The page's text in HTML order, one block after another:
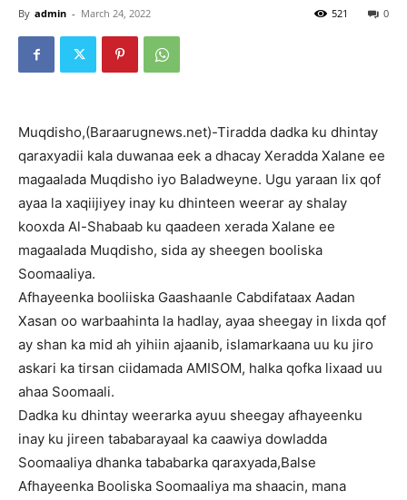
By admin - March 24, 2022 0
521
Muqdisho,(Baraarugnews.net)-Tiradda dadka ku dhintay
qaraxyadii kala duwanaa eek a dhacay Xeradda Xalane ee
magaalada Muqdisho iyo Baladweyne. Ugu yaraan lix qof
ayaa la xaqiijiyey inay ku dhinteen weerar ay shalay
kooxda Al-Shabaab ku qaadeen xerada Xalane ee
magaalada Muqdisho, sida ay sheegen booliska
Soomaaliya.
Afhayeenka booliiska Gaashaanle Cabdifataax Aadan
Xasan oo warbaahinta la hadlay, ayaa sheegay in lixda qof
ay shan ka mid ah yihiin ajaanib, islamarkaana uu ku jiro
askari ka tirsan ciidamada AMISOM, halka qofka lixaad uu
ahaa Soomaali.
Dadka ku dhintay weerarka ayuu sheegay afhayeenku
inay ku jireen tababarayaal ka caawiya dowladda
Soomaaliya dhanka tababarka qaraxyada,Balse
Afhayeenka Booliska Soomaaliya ma shaacin, mana